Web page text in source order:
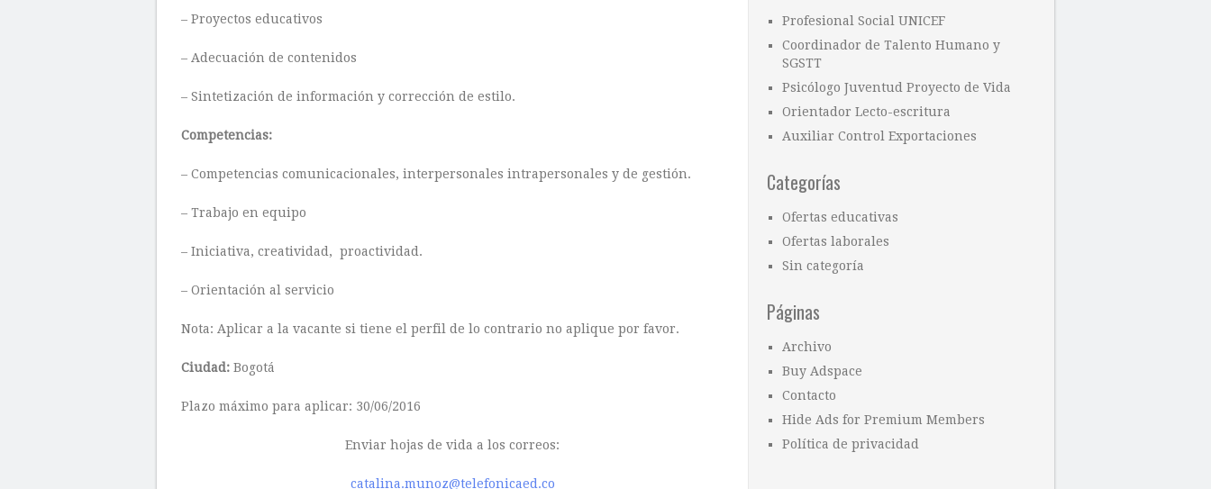
– Proyectos educativos
– Adecuación de contenidos
– Sintetización de información y corrección de estilo.
Competencias:
– Competencias comunicacionales, interpersonales intrapersonales y de gestión.
– Trabajo en equipo
– Iniciativa, creatividad, proactividad.
– Orientación al servicio
Nota: Aplicar a la vacante si tiene el perfil de lo contrario no aplique por favor.
Ciudad: Bogotá
Plazo máximo para aplicar: 30/06/2016
Enviar hojas de vida a los correos:
catalina.munoz@telefonicaed.co
Profesional Social UNICEF
Coordinador de Talento Humano y
SGSTT
Psicólogo Juventud Proyecto de Vida
Orientador Lecto-escritura
Auxiliar Control Exportaciones
Categorías
Ofertas educativas
Ofertas laborales
Sin categoría
Páginas
Archivo
Buy Adspace
Contacto
Hide Ads for Premium Members
Política de privacidad